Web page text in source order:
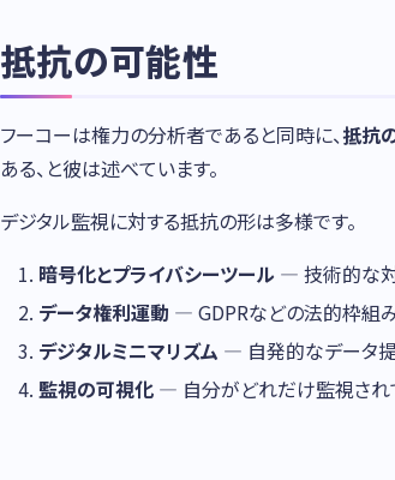
抵抗の可能性
フーコーは権力の分析者であると同時に、抵抗
ある、と彼は述べています。
デジタル監視に対する抵抗の形は多様です。
暗号化とプライバシーツール — 技術的な
データ権利運動 — GDPRなどの法的枠組
デジタルミニマリズム — 自発的なデータ
監視の可視化 — 自分がどれだけ監視され